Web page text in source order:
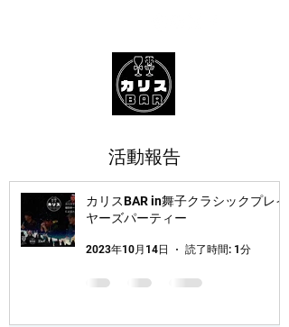
​活動報告
カリスBAR in舞子クラシックプレイ
ヤーズパーティー
2023年10月14日 読了時間: 1分